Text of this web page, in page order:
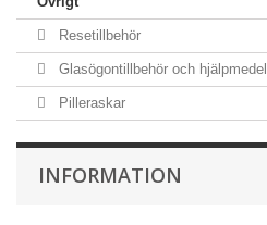
Resetillbehör
Glasögontillbehör och hjälpmedel
Pilleraskar
INFORMATION